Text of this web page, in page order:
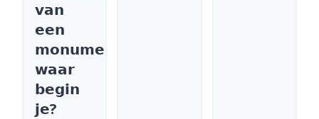
𝘃𝗮𝗻
𝗲𝗲𝗻
𝗺𝗼𝗻𝘂𝗺𝗲𝗻𝘁
𝘄𝗮𝗮𝗿
𝗯𝗲𝗴𝗶𝗻
𝗷𝗲?